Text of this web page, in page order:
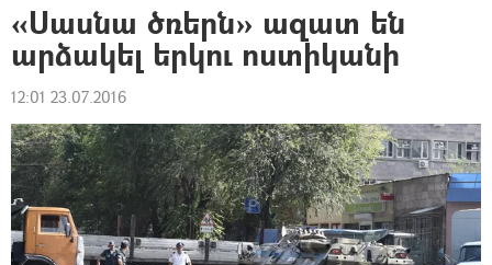
«Սասնա ծռերն» ազատ են
արձակել երկու ոստիկանի
12:01 23.07.2016